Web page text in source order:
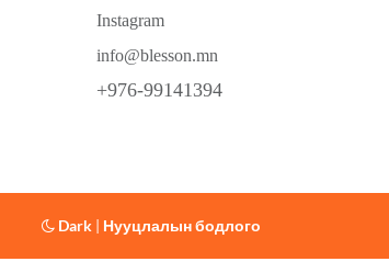
Instagram
info@blesson.mn
+976-99141394
Dark | Нууцлалын бодлого